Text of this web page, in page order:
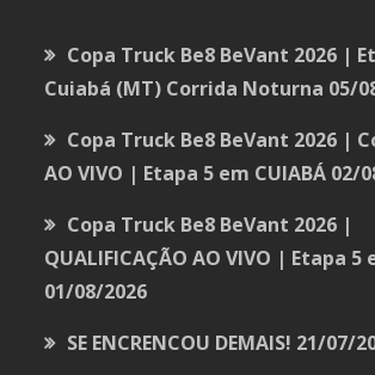
Copa Truck Be8 BeVant 2026 |
Cuiabá (MT) Corrida Noturna 05/
Copa Truck Be8 BeVant 2026 |
AO VIVO | Etapa 5 em CUIABÁ 02/
Copa Truck Be8 BeVant 2026 |
QUALIFICAÇÃO AO VIVO | Etapa 5
01/08/2026
SE ENCRENCOU DEMAIS! 21/07/